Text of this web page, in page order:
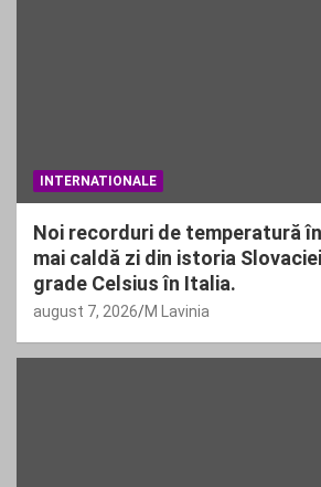
INTERNATIONALE
Noi recorduri de temperatură
mai caldă zi din istoria
grade Celsius în Italia.
august 7, 2026 M Lavinia